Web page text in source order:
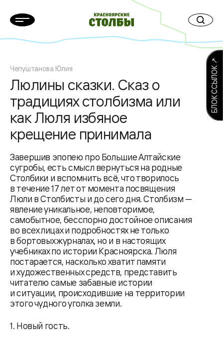
Чепуштанова Юлия
Люлины сказки. Сказ о
традициях столбизма или
как Люля избяное
крещение принимала
Завершив эпопею про Большие Алтайские
сугробы, есть смысл вернуться на родные
Столбики и вспомнить всё, что творилось
в течение 17 лет от момента посвящения
Люли в Столбисты и до сего дня. Столбизм —
явление уникальное, неповторимое,
самобытное, бесспорно достойное описания
во всех лицах и подробностях не только
в бортовых журналах, но и в настоящих
учебниках по истории Красноярска. Люля
постарается, насколько хватит памяти
и художественных средств, представить
читателю самые забавные истории
и ситуации, происходившие на территории
этого чудного уголка земли.
1. Новый гость.
БЛОК ССЫЛОК ↗